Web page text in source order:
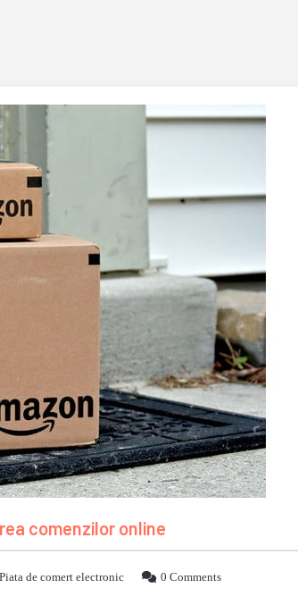
comenzilor online
Piata de comert electronic
0 Comments